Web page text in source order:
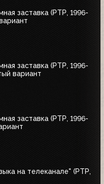
заставка (РТР, 1996-
заставка (РТР, 1996-
вариант
заставка (РТР, 1996-
на телеканале" (РТР,